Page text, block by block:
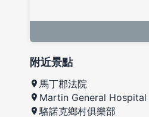
附近景點
馬丁郡法院
Martin General Hospital
駱諾克鄉村俱樂部